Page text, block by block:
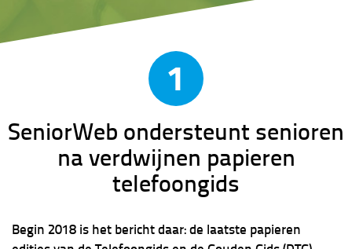
1
SeniorWeb ondersteunt senioren
na verdwijnen papieren
telefoongids
Begin 2018 is het bericht daar: de laatste papieren